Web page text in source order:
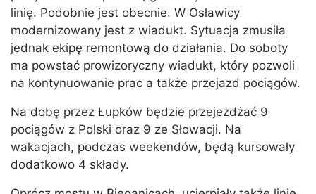
linię. Podobnie jest obecnie. W Osławicy
modernizowany jest z wiadukt. Sytuacja zmusiła
jednak ekipę remontową do działania. Do soboty
ma powstać prowizoryczny wiadukt, który pozwoli
na kontynuowanie prac a także przejazd pociągów.
Na dobę przez Łupków będzie przejeżdżać 9
pociągów z Polski oraz 9 ze Słowacji. Na
wakacjach, podczas weekendów, będą kursowały
dodatkowo 4 składy.